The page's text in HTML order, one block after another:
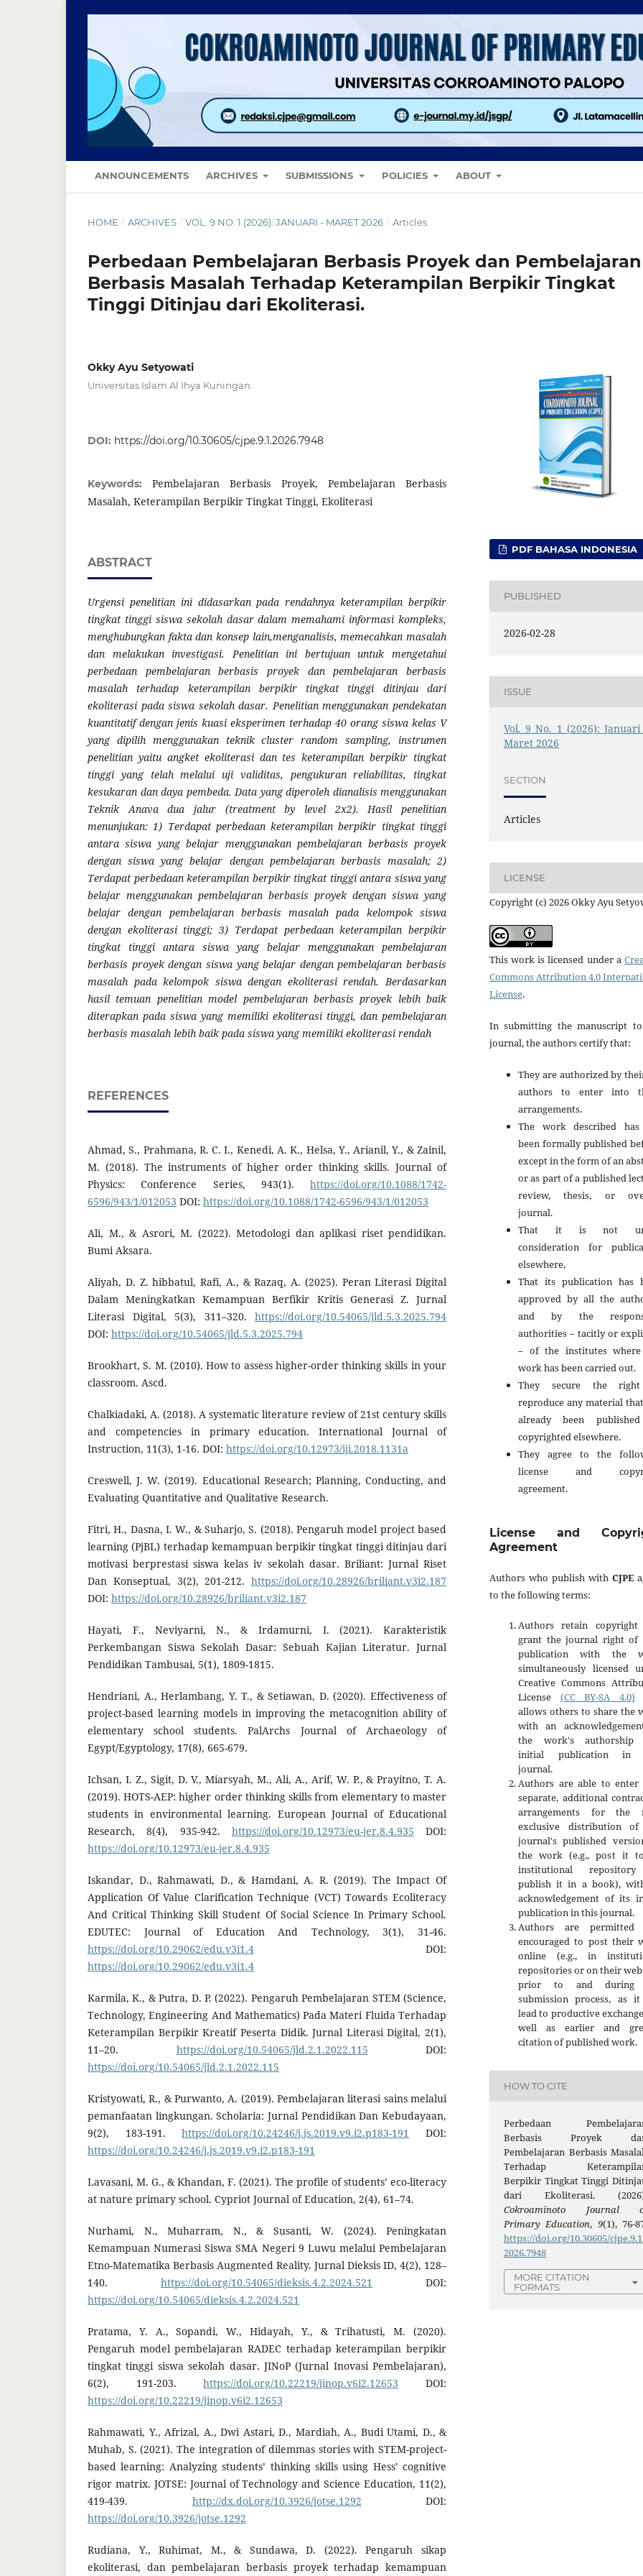
ANNOUNCEMENTS ARCHIVES SUBMISSIONS POLICIES ABOUT
HOME / ARCHIVES / VOL. 9 NO. 1 (2026): JANUARI - MARET 2026 / Articles
Perbedaan Pembelajaran Berbasis Proyek dan Pembelajaran
Berbasis Masalah Terhadap Keterampilan Berpikir Tingkat
Tinggi Ditinjau dari Ekoliterasi.
Okky Ayu Setyowati
Universitas Islam Al Ihya Kuningan
DOI: https://doi.org/10.30605/cjpe.9.1.2026.7948
Keywords:Pembelajaran Berbasis Proyek, Pembelajaran Berbasis
Masalah, Keterampilan Berpikir Tingkat Tinggi, Ekoliterasi
ABSTRACT
Urgensi penelitian ini didasarkan pada rendahnya keterampilan berpikir
tingkat tinggi siswa sekolah dasar dalam memahami informasi kompleks,
menghubungkan fakta dan konsep lain,menganalisis, memecahkan masalah
dan melakukan investigasi. Penelitian ini bertujuan untuk mengetahui
perbedaan pembelajaran berbasis proyek dan pembelajaran berbasis
masalah terhadap keterampilan berpikir tingkat tinggi ditinjau dari
ekoliterasi pada siswa sekolah dasar. Penelitian menggunakan pendekatan
kuantitatif dengan jenis kuasi eksperimen terhadap 40 orang siswa kelas V
yang dipilih menggunakan teknik cluster random sampling, instrumen
penelitian yaitu angket ekoliterasi dan tes keterampilan berpikir tingkat
tinggi yang telah melalui uji validitas, pengukuran reliabilitas, tingkat
kesukaran dan daya pembeda. Data yang diperoleh dianalisis menggunakan
Teknik Anava dua jalur (treatment by level 2x2). Hasil penelitian
menunjukan: 1) Terdapat perbedaan keterampilan berpikir tingkat tinggi
antara siswa yang belajar menggunakan pembelajaran berbasis proyek
dengan siswa yang belajar dengan pembelajaran berbasis masalah; 2)
Terdapat perbedaan keterampilan berpikir tingkat tinggi antara siswa yang
belajar menggunakan pembelajaran berbasis proyek dengan siswa yang
belajar dengan pembelajaran berbasis masalah pada kelompok siswa
dengan ekoliterasi tinggi; 3) Terdapat perbedaan keterampilan berpikir
tingkat tinggi antara siswa yang belajar menggunakan pembelajaran
berbasis proyek dengan siswa yang belajar dengan pembelajaran berbasis
masalah pada kelompok siswa dengan ekoliterasi rendah. Berdasarkan
hasil temuan penelitian model pembelajaran berbasis proyek lebih baik
diterapkan pada siswa yang memiliki ekoliterasi tinggi, dan pembelajaran
berbasis masalah lebih baik pada siswa yang memiliki ekoliterasi rendah
REFERENCES
Ahmad, S., Prahmana, R. C. I., Kenedi, A. K., Helsa, Y., Arianil, Y., & Zainil,
M. (2018). The instruments of higher order thinking skills. Journal of
Physics: Conference Series, 943(1). https://doi.org/10.1088/1742-
6596/943/1/012053 DOI: https://doi.org/10.1088/1742-6596/943/1/012053
Ali, M., & Asrori, M. (2022). Metodologi dan aplikasi riset pendidikan.
Bumi Aksara.
Aliyah, D. Z. hibbatul, Rafi, A., & Razaq, A. (2025). Peran Literasi Digital
Dalam Meningkatkan Kemampuan Berfikir Kritis Generasi Z. Jurnal
Literasi Digital, 5(3), 311–320. https://doi.org/10.54065/jld.5.3.2025.794
DOI: https://doi.org/10.54065/jld.5.3.2025.794
Brookhart, S. M. (2010). How to assess higher-order thinking skills in your
classroom. Ascd.
Chalkiadaki, A. (2018). A systematic literature review of 21st century skills
and competencies in primary education. International Journal of
Instruction, 11(3), 1-16. DOI: https://doi.org/10.12973/iji.2018.1131a
Creswell, J. W. (2019). Educational Research; Planning, Conducting, and
Evaluating Quantitative and Qualitative Research.
Fitri, H., Dasna, I. W., & Suharjo, S. (2018). Pengaruh model project based
learning (PjBL) terhadap kemampuan berpikir tingkat tinggi ditinjau dari
motivasi berprestasi siswa kelas iv sekolah dasar. Briliant: Jurnal Riset
Dan Konseptual, 3(2), 201-212. https://doi.org/10.28926/briliant.v3i2.187
DOI: https://doi.org/10.28926/briliant.v3i2.187
Hayati, F., Neviyarni, N., & Irdamurni, I. (2021). Karakteristik
Perkembangan Siswa Sekolah Dasar: Sebuah Kajian Literatur. Jurnal
Pendidikan Tambusai, 5(1), 1809-1815.
Hendriani, A., Herlambang, Y. T., & Setiawan, D. (2020). Effectiveness of
project-based learning models in improving the metacognition ability of
elementary school students. PalArchs Journal of Archaeology of
Egypt/Egyptology, 17(8), 665-679.
Ichsan, I. Z., Sigit, D. V., Miarsyah, M., Ali, A., Arif, W. P., & Prayitno, T. A.
(2019). HOTS-AEP: higher order thinking skills from elementary to master
students in environmental learning. European Journal of Educational
Research, 8(4), 935-942. https://doi.org/10.12973/eu-jer.8.4.935 DOI:
https://doi.org/10.12973/eu-jer.8.4.935
Iskandar, D., Rahmawati, D., & Hamdani, A. R. (2019). The Impact Of
Application Of Value Clarification Technique (VCT) Towards Ecoliteracy
And Critical Thinking Skill Student Of Social Science In Primary School.
EDUTEC: Journal of Education And Technology, 3(1), 31-46.
https://doi.org/10.29062/edu.v3i1.4 DOI:
https://doi.org/10.29062/edu.v3i1.4
Karmila, K., & Putra, D. P. (2022). Pengaruh Pembelajaran STEM (Science,
Technology, Engineering And Mathematics) Pada Materi Fluida Terhadap
Keterampilan Berpikir Kreatif Peserta Didik. Jurnal Literasi Digital, 2(1),
11–20. https://doi.org/10.54065/jld.2.1.2022.115 DOI:
https://doi.org/10.54065/jld.2.1.2022.115
Kristyowati, R., & Purwanto, A. (2019). Pembelajaran literasi sains melalui
pemanfaatan lingkungan. Scholaria: Jurnal Pendidikan Dan Kebudayaan,
9(2), 183-191.https://doi.org/10.24246/j.js.2019.v9.i2.p183-191 DOI:
https://doi.org/10.24246/j.js.2019.v9.i2.p183-191
Lavasani, M. G., & Khandan, F. (2021). The profile of students’ eco-literacy
at nature primary school. Cypriot Journal of Education, 2(4), 61–74.
Nurhami, N., Muharram, N., & Susanti, W. (2024). Peningkatan
Kemampuan Numerasi Siswa SMA Negeri 9 Luwu melalui Pembelajaran
Etno-Matematika Berbasis Augmented Reality. Jurnal Dieksis ID, 4(2), 128–
140. https://doi.org/10.54065/dieksis.4.2.2024.521 DOI:
https://doi.org/10.54065/dieksis.4.2.2024.521
Pratama, Y. A., Sopandi, W., Hidayah, Y., & Trihatusti, M. (2020).
Pengaruh model pembelajaran RADEC terhadap keterampilan berpikir
tingkat tinggi siswa sekolah dasar. JINoP (Jurnal Inovasi Pembelajaran),
6(2), 191-203.https://doi.org/10.22219/jinop.v6i2.12653 DOI:
https://doi.org/10.22219/jinop.v6i2.12653
Rahmawati, Y., Afrizal, A., Dwi Astari, D., Mardiah, A., Budi Utami, D., &
Muhab, S. (2021). The integration of dilemmas stories with STEM-project-
based learning: Analyzing students’ thinking skills using Hess’ cognitive
rigor matrix. JOTSE: Journal of Technology and Science Education, 11(2),
419-439. http://dx.doi.org/10.3926/jotse.1292 DOI:
https://doi.org/10.3926/jotse.1292
Rudiana, Y., Ruhimat, M., & Sundawa, D. (2022). Pengaruh sikap
ekoliterasi, dan pembelajaran berbasis proyek terhadap kemampuan
PDF BAHASA INDONESIA
PUBLISHED
2026-02-28
ISSUE
Vol. 9 No. 1 (2026): Januari
Maret 2026
SECTION
Articles
LICENSE
Copyright (c) 2026 Okky Ayu
This work is licensed under a
Commons Attribution 4.0
License.
In submitting the manuscript
journal, the authors certify that:
They are authorized by
authors to enter into
arrangements.
The work described
been formally published
except in the form of an
or as part of a published
review, thesis, or
journal.
That it is not
consideration for
elsewhere,
That its publication has
approved by all the
and by the
authorities – tacitly or
– of the institutes
work has been carried out.
They secure the
reproduce any material
already been
copyrighted elsewhere.
They agree to the
license and
agreement.
License and
Agreement
Authors who publish with CJPE
to the following terms:
Authors retain copyright
grant the journal right of
publication with the
simultaneously licensed
Creative Commons
License (CC BY-SA 4.0)
allows others to share the
with an
the work's authorship
initial publication in
journal.
Authors are able to enter
separate, additional
arrangements for the
exclusive distribution
journal's published
the work (e.g., post it
institutional
publish it in a book),
acknowledgement of its
publication in this journal.
Authors are permitted
encouraged to post their
online (e.g., in
repositories or on their
prior to and during
submission process, as
lead to productive
well as earlier and
citation of published work.
HOW TO CITE
Perbedaan
Berbasis Proyek
Pembelajaran Berbasis
Terhadap
Berpikir Tingkat Tinggi
dari Ekoliterasi.
Cokroaminoto Journal
Primary Education, 9(1), 76-
https://doi.org/10.30605/
2026.7948
MORE CITATION
FORMATS